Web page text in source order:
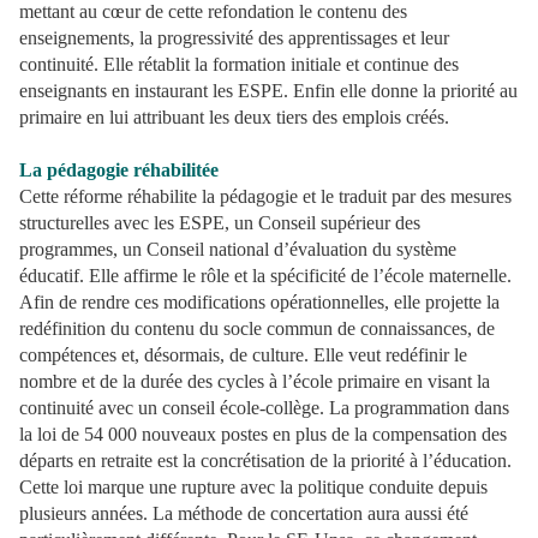
mettant au cœur de cette refondation le contenu des
enseignements, la progressivité des apprentissages et leur
continuité. Elle rétablit la formation initiale et continue des
enseignants en instaurant les ESPE. Enfin elle donne la priorité au
primaire en lui attribuant les deux tiers des emplois créés.
La pédagogie réhabilitée
Cette réforme réhabilite la pédagogie et le traduit par des mesures
structurelles avec les ESPE, un Conseil supérieur des
programmes, un Conseil national d’évaluation du système
éducatif. Elle affirme le rôle et la spécificité de l’école maternelle.
Afin de rendre ces modifications opérationnelles, elle projette la
redéfinition du contenu du socle commun de connaissances, de
compétences et, désormais, de culture. Elle veut redéfinir le
nombre et de la durée des cycles à l’école primaire en visant la
continuité avec un conseil école-collège. La programmation dans
la loi de 54 000 nouveaux postes en plus de la compensation des
départs en retraite est la concrétisation de la priorité à l’éducation.
Cette loi marque une rupture avec la politique conduite depuis
plusieurs années. La méthode de concertation aura aussi été